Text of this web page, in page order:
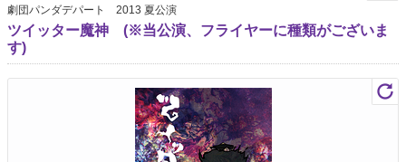
v
i
g
a
v
g
a
劇団パンダデパート 2013 夏公演
ツイッター魔神 (※当公演、フライヤーに種類がございま
す)